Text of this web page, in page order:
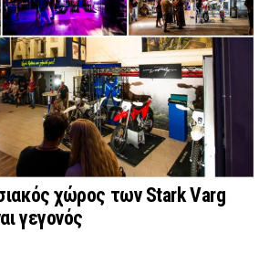
χώρος των Stark Varg
γεγονός